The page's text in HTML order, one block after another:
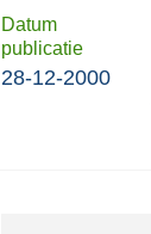
Datum
publicatie
28-12-2000